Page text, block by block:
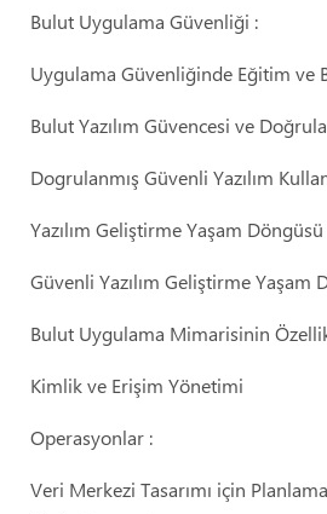
Bulut Uygulama Güvenliği :
Uygulama Güvenliğinde Eğitim ve
Bulut Yazılım Güvencesi ve
Dogrulanmış Güvenli Yazılım
Yazılım Geliştirme Yaşam
Güvenli Yazılım Geliştirme Yaşam
Bulut Uygulama Mimarisinin
Kimlik ve Erişim Yönetimi
Operasyonlar :
Veri Merkezi Tasarımı için
Şifremi
Eğitim
Kurslar
Video